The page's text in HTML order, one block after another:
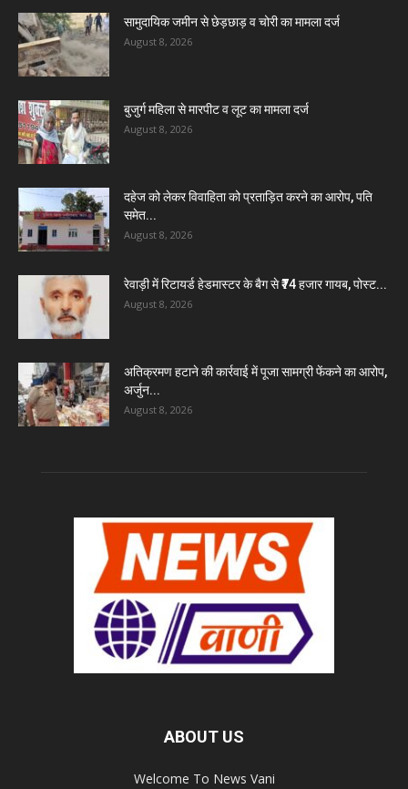
सामुदायिक जमीन से छेड़छाड़ व चोरी का मामला दर्ज
August 8, 2026
बुजुर्ग महिला से मारपीट व लूट का मामला दर्ज
August 8, 2026
दहेज को लेकर विवाहिता को प्रताड़ित करने का आरोप, पति
समेत...
August 8, 2026
रेवाड़ी में रिटायर्ड हेडमास्टर के बैग से ₹74 हजार गायब, पोस्ट...
August 8, 2026
अतिक्रमण हटाने की कार्रवाई में पूजा सामग्री फेंकने का आरोप,
अर्जुन...
August 8, 2026
ABOUT US
Welcome To News Vani